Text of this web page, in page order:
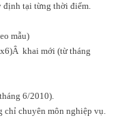
định tại từng thời điểm.
mẫu)
Â khai mới (từ tháng
6/2010).
chỉ chuyên môn nghiệp vụ.